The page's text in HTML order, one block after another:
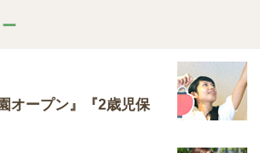
オープン』『2歳児保